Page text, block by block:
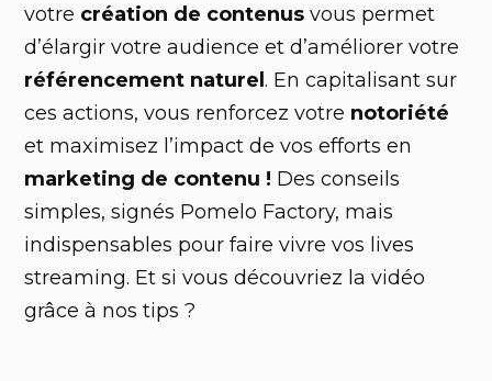
votre création de contenus vous permet
d’élargir votre audience et d’améliorer votre
référencement naturel. En capitalisant sur
ces actions, vous renforcez votre notoriété
et maximisez l’impact de vos efforts en
marketing de contenu ! Des conseils
simples, signés Pomelo Factory, mais
indispensables pour faire vivre vos lives
streaming. Et si vous découvriez la vidéo
grâce à nos tips ?